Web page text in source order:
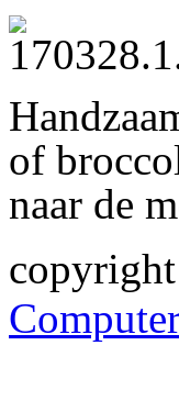
of
naar de